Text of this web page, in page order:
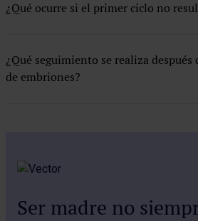
Pruebas
Recepción de embrión donado
¿Qué ocurre si el primer ciclo no
¿Qué seguimiento se realiza
de embriones?
Ser madre no